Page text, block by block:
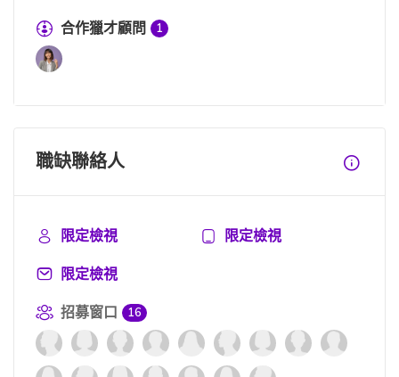
合作獵才顧問
1
職缺聯絡人
限定檢視
限定檢視
限定檢視
招募窗口
16